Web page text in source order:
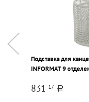
Подставка для
INFORMAT 9
831 17 a